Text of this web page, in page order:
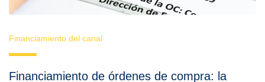
Financiamiento del canal
Financiamiento de órdenes de compra: la